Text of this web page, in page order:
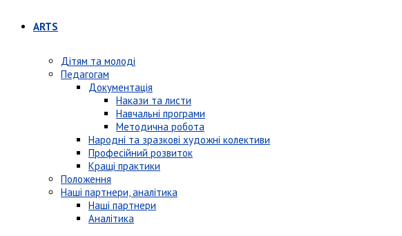
ARTS
Дітям та молоді
Педагогам
Документація
Накази та листи
Навчальні програми
Методична робота
Народні та зразкові художні колективи
Професійний розвиток
Кращі практики
Положення
Наші партнери, аналітика
Наші партнери
Аналітика